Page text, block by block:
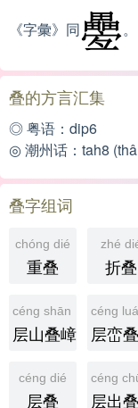
《字彙》同 。
叠的方言汇集
◎ 粤语：dip6
◎ 潮州话：tah8
叠字组词
chóng dié
重叠
zhé
折叠
céng shān dié zhàng
层山叠嶂
céng
层峦
céng dié
层叠
céng
层出